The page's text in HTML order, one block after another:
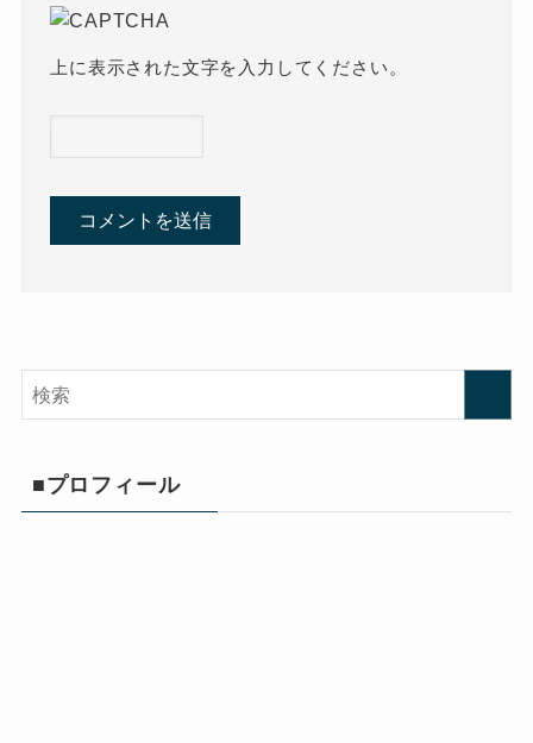
上に表示された文字を入力してください。
■プロフィール